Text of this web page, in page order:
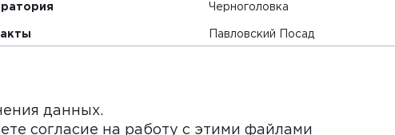
Черноголовка
Павловский Посад
данных.
согласие на работу с этими файлами